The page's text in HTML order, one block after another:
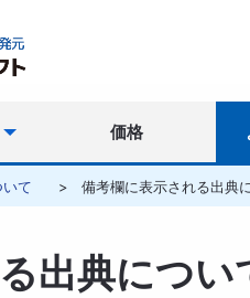
価格
て 備考欄に表示される出典
出典につい